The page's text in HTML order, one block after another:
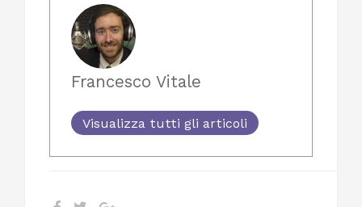
Francesco Vitale
Visualizza tutti gli articoli